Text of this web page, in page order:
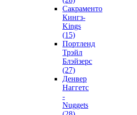
Сакраменто
Кингз-
Kings
(15)
Портленд
Трэйл
Блэйзерс
(27)
Денвер
Наггетс
-
Nuggets